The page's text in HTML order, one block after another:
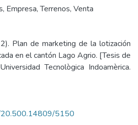
, Empresa,Terrenos, Venta
Plan de marketing de la lotización
en el cantón Lago Agrio. [Tesis de
Tecnològica Indoamèrica.
20.500.14809/5150